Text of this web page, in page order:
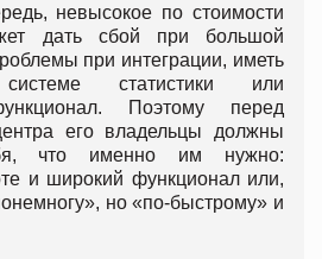
невысокое по стоимости
дать сбой при большой
при интеграции, иметь
статистики или
Поэтому перед
его владельцы должны
что именно им нужно:
и широкий функционал или,
но «по-быстрому» и